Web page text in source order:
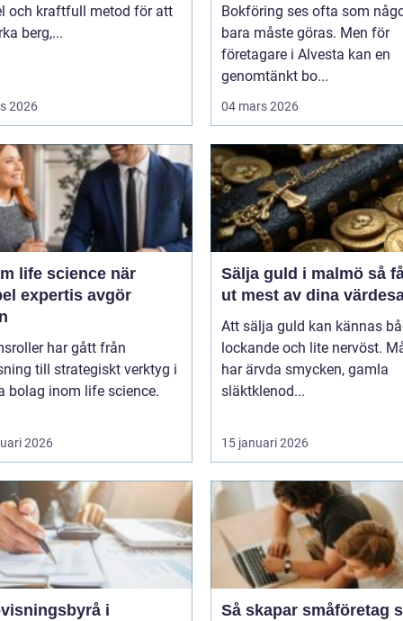
och kraftfull metod för att
berg,...
2026
Bokföring ses ofta som
bara måste göras. Men för
företagare i Alvesta kan en
genomtänkt bo...
04 mars 2026
life science när
expertis avgör
har gått från
till strategiskt verktyg i
bolag inom life science.
2026
Sälja guld i malmö så får du
ut mest av dina
Att sälja guld kan kännas
lockande och lite nervöst.
har ärvda smycken, gamla
släktklenod...
15 januari 2026
i
Så skapar småföretag